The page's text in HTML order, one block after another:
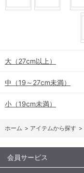
大（27cm以上）
中（19～27cm未満）
小（19cm未満）
ホーム > アイテムから探す >
会員サービス